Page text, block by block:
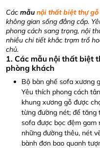
Các mẫu nội thất biệt thự
không gian sống đẳng cấp.
phong cách sang trọng, nội
nhiều chi tiết khắc trạm trổ
chủ.
1. Các mẫu nội thất biệt
phòng khách
Bộ bàn ghế sofa xương
Yêu thích phong cách
khung xương gỗ được
từng đường nét; để tăng
sofa được bọc đệm
những đường thêu, nét
bành đơn bao quanh